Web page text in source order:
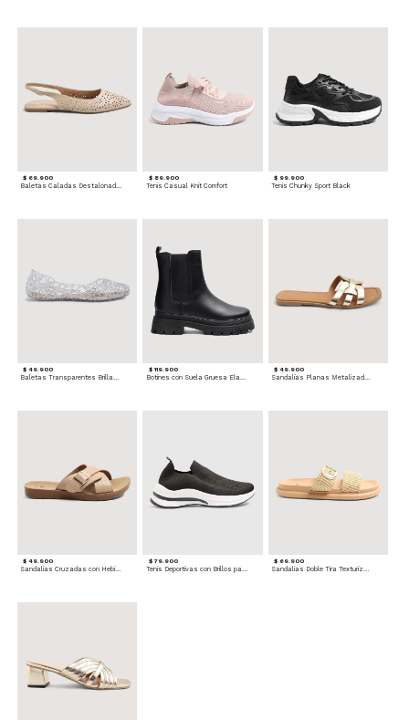
$ 69.900
Baletas Caladas Destalonadas
$ 89.900
Tenis Casual Knit Comfort
$ 99.900
Tenis Chunky Sport Black
$ 49.900
Baletas Transparentes Brillantes
$ 119.900
Botines con Suela Gruesa Elastizada
$ 49.900
Sandalias Planas Metalizadas
$ 49.900
Sandalias Cruzadas con Hebilla
$ 79.900 $ 69.900